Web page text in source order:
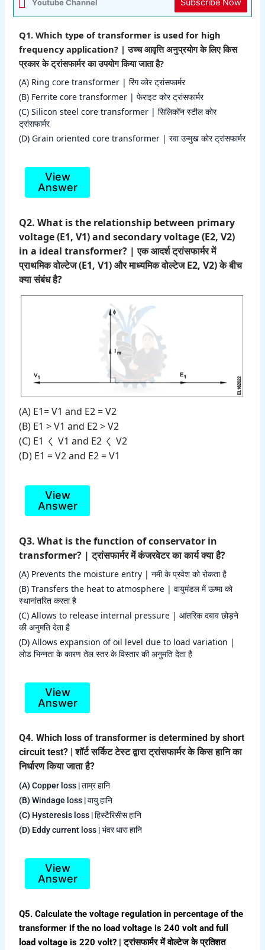
Youtube Channel Subscribe Now
Q1. Which type of transformer is used for high
frequency application? | उच्च आवृत्ति अनुप्रयोग के लिए किस
प्रकार के ट्रांसफार्मर का उपयोग किया जाता है?
(A) Ring core transformer | रिंग कोर ट्रांसफार्मर
(B) Ferrite core transformer | फेराइट कोर ट्रांसफार्मर
(C) Silicon steel core transformer | सिलिकॉन स्टील कोर
ट्रांसफार्मर
(D) Grain oriented core transformer | रवा उन्मुख कोर ट्रांसफार्मर
View
Answer
Q2. What is the relationship between primary
voltage (E1, V1) and secondary voltage (E2, V2)
in a ideal transformer? | एक आदर्श ट्रांसफार्मर में
प्राथमिक वोल्टेज (E1, V1) और माध्यमिक वोल्टेज E2, V2) के बीच
क्या संबंध है?
(A) E1= V1 and E2 = V2
(B) E1 > V1 and E2 > V2
(C) E1 く V1 and E2 く V2
(D) E1 = V2 and E2 = V1
View
Answer
Q3. What is the function of conservator in
transformer? | ट्रांसफार्मर में कंजरवेटर का कार्य क्या है?
(A) Prevents the moisture entry | नमी के प्रवेश को रोकता है
(B) Transfers the heat to atmosphere | वायुमंडल में ऊष्मा को
स्थानांतरित करता है
(C) Allows to release internal pressure | आंतरिक दबाव छोड़ने
की अनुमति देता है
(D) Allows expansion of oil level due to load variation |
लोड भिन्नता के कारण तेल स्तर के विस्तार की अनुमति देता है
View
Answer
Q4. Which loss of transformer is determined by short
circuit test? | शॉर्ट सर्किट टेस्ट द्वारा ट्रांसफार्मर के किस हानि का
निर्धारण किया जाता है?
(A) Copper loss | ताम्र हानि
(B) Windage loss | वायु हानि
(C) Hysteresis loss | हिस्टैरिसीस हानि
(D) Eddy current loss | भंवर धारा हानि
View
Answer
Q5. Calculate the voltage regulation in percentage of the
transformer if the no load voltage is 240 volt and full
load voltage is 220 volt? | ट्रांसफार्मर में वोल्टेज के प्रतिशत